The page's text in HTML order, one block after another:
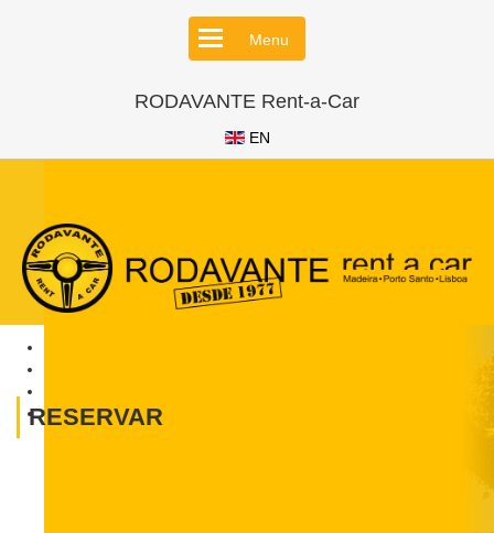
Menu
RODAVANTE Rent-a-Car
EN
RESERVAR